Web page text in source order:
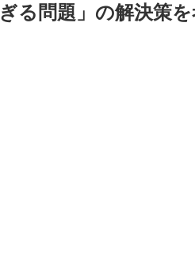
る問題」の解決策を